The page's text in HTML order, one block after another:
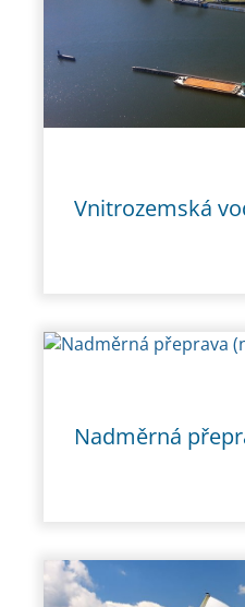
Vnitrozemská
Nadměrná